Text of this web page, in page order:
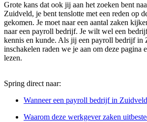
Grote kans dat ook jij aan het zoeken bent
Zuidveld, je bent tenslotte met een reden op
gekomen. Je moet naar een aantal zaken
naar een payroll bedrijf. Je wilt wel een
kennis en kunde. Als jij een payroll bedrijf
inschakelen raden we je aan om deze pagina
lezen.
Spring direct naar:
Wanneer een payroll bedrijf in
Waarom deze werkgever zaken